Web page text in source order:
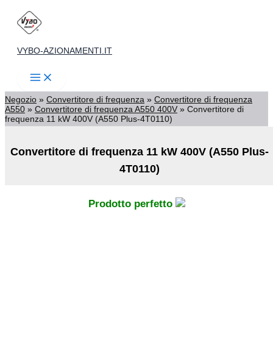
contenuto
VYBO-AZIONAMENTI.IT
Negozio » Convertitore di frequenza » Convertitore di frequenza
A550 » Convertitore di frequenza A550 400V » Convertitore di
frequenza 11 kW 400V (A550 Plus-4T0110)
Convertitore di frequenza 11 kW 400V (A550 Plus-
4T0110)
Prodotto perfetto
(A550
4T0110)